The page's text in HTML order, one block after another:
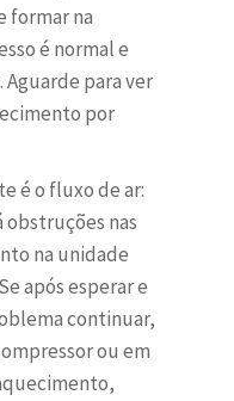
formar na
é normal e
para ver
por
é o fluxo de ar:
nas
na unidade
após esperar e
continuar,
ou em